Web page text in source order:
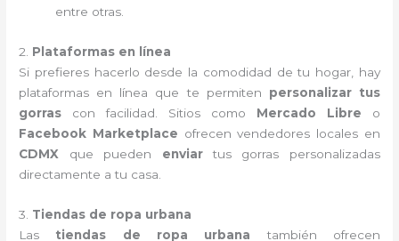
entre otras.
2. Plataformas en línea
Si prefieres hacerlo desde la comodidad de tu hogar, hay
plataformas en línea que te permiten personalizar tus
gorras con facilidad. Sitios como Mercado Libre o
Facebook Marketplace ofrecen vendedores locales en
CDMX que pueden enviartus gorras personalizadas
directamente a tu casa.
3. Tiendas de ropa urbana
Las tiendas de ropa urbana también ofrecen